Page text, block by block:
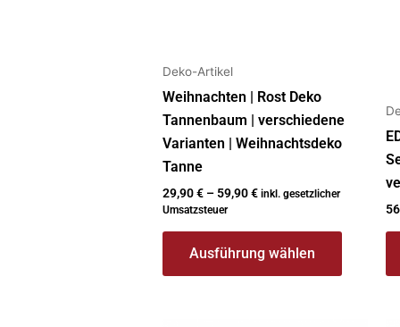
Deko-Artikel
Weihnachten | Rost Deko
Tannenbaum | verschiedene
Varianten | Weihnachtsdeko
Tanne
29,90€ – 59,90€ inkl. gesetzlicher
Umsatzsteuer
Ausführung wählen